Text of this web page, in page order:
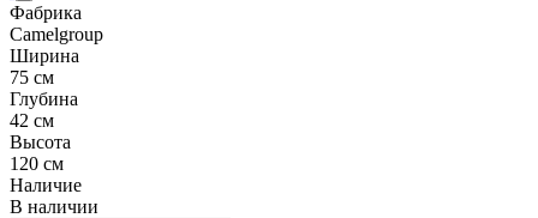
Фабрика
Camelgroup
Ширина
75 см
Глубина
42 см
Высота
120 см
Наличие
В наличии